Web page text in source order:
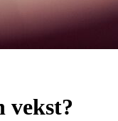
vekst?